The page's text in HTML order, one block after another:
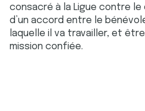
consacré à la Ligue contre
d’un accord entre le
laquelle il va travailler, et
mission confiée.